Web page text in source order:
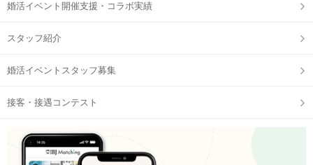
婚活イベント開催支援・コラボ実績
スタッフ紹介
婚活イベントスタッフ募集
接客・接遇コンテスト